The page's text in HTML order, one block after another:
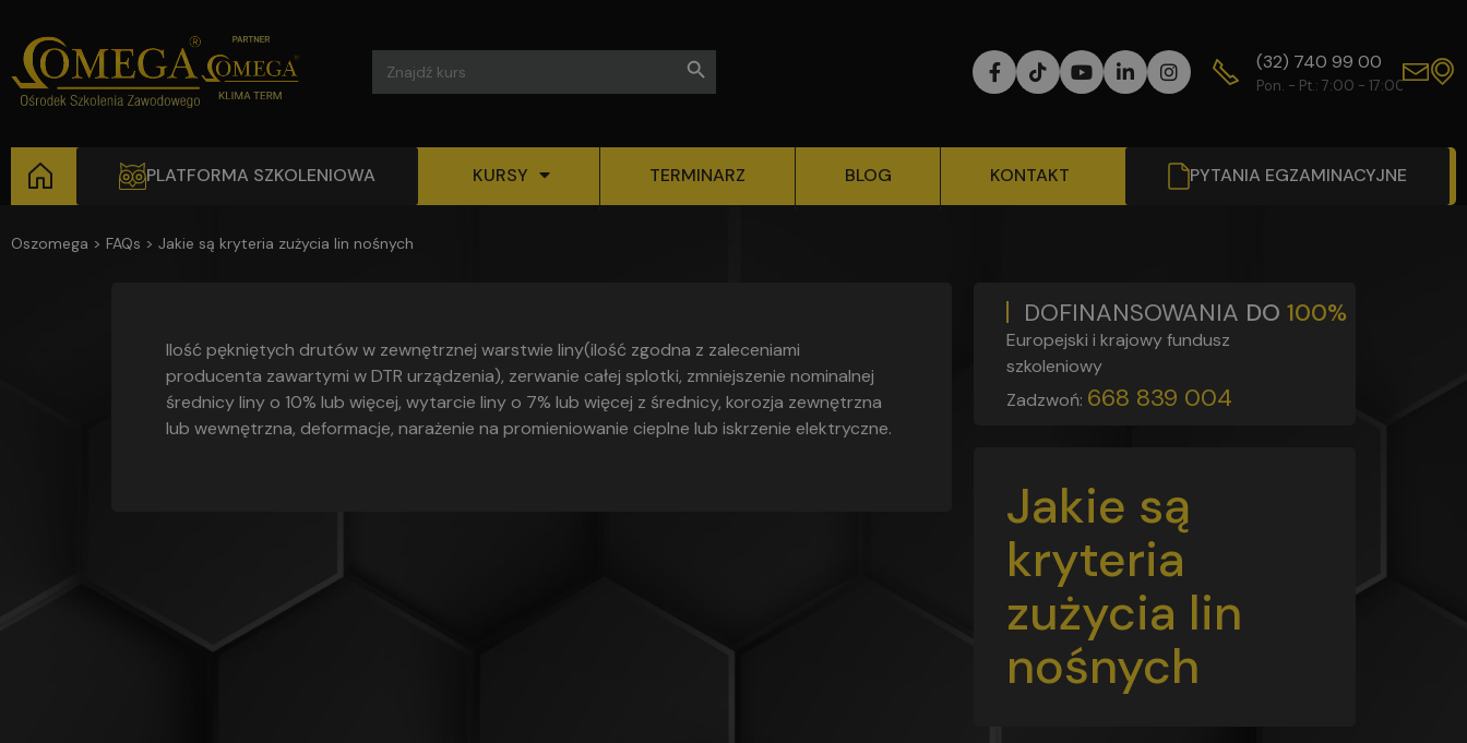
Search
for:
Search Button
(32) 740 99 00
Pon. - Pt.: 7:00 - 17:00
PLATFORMA SZKOLENIOWA KURSY TERMINARZ BLOG KONTAKT PYTANIA EGZAMINACYJNE
Oszomega > FAQs > Jakie są kryteria zużycia lin nośnych
DOFINANSOWANIA DO 100%
Europejski i krajowy fundusz
szkoleniowy
Zadzwoń: 668 839 004
Jakie są
kryteria
zużycia lin
nośnych
Ilość pękniętych drutów w zewnętrznej warstwie liny(ilość zgodna z zaleceniami
producenta zawartymi w DTR urządzenia), zerwanie całej splotki, zmniejszenie nominalnej
średnicy liny o 10% lub więcej, wytarcie liny o 7% lub więcej z średnicy, korozja zewnętrzna
lub wewnętrzna, deformacje, narażenie na promieniowanie cieplne lub iskrzenie elektryczne.